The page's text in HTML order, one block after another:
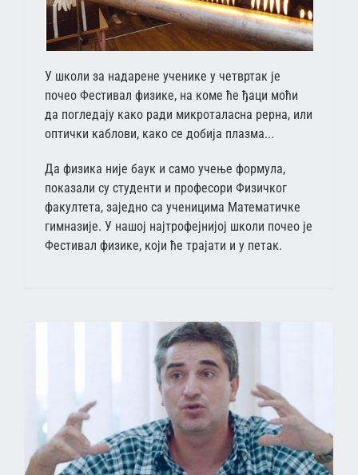
У школи за надарене ученике у четвртак је
почео Фестивал физике, на коме ће ђаци моћи
да погледају како ради микроталасна рерна, или
оптички каблови, како се добија плазма...
Да физика није баук и само учење формула,
показали су студенти и професори Физичког
факултета, заједно са ученицима Математичке
гимназије. У нашој најтрофејнијој школи почео је
Фестивал физике, који ће трајати и у петак.